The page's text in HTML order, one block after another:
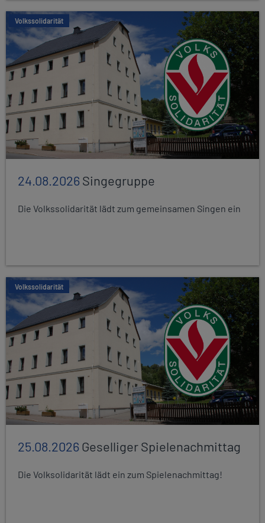
Volkssolidarität
24.08.2026Singegruppe
Die Volkssolidarität lädt zum gemeinsamen Singen ein
Volkssolidarität
25.08.2026Geselliger Spielenachmittag
Die Volksolidarität lädt ein zum Spielenachmittag!